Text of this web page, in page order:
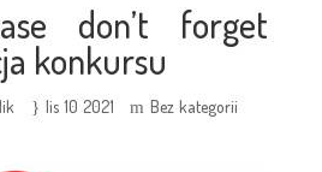
don’t forget
konkursu
lis 10 2021
Bez kategorii